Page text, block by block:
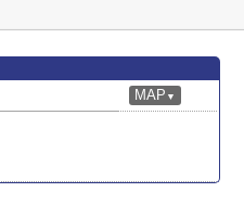
MAP ▼